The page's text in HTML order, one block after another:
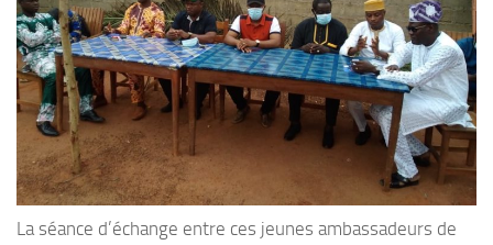
La séance d’échange entre ces jeunes ambassadeurs de